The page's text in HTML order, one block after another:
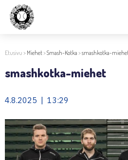
Etusivu > Miehet>Smash-Kotka >smashkotka-
smashkotka-miehet
4.8.2025 | 13:29